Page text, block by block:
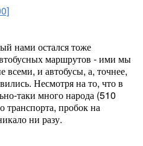
нами остался тоже
маршрутов - ими мы
всеми, и автобусы, а, точнее,
Несмотря на то, что в
таки много народа (510
транспорта, пробок на
ни разу.